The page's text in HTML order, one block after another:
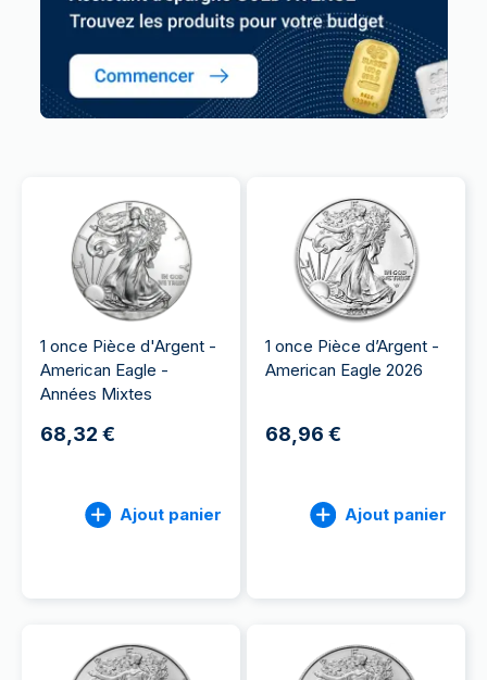
1 once Pièce d'Argent -
American Eagle -
Années Mixtes
68,32 €
Ajout panier
1 once Pièce d’Argent -
American Eagle 2026
68,96 €
Ajout panier